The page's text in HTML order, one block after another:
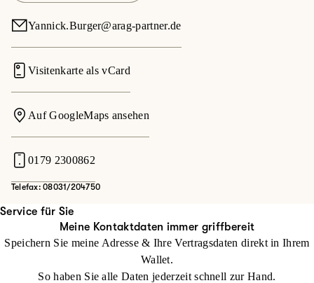
Yannick.Burger@arag-partner.de
Visitenkarte als vCard
Auf GoogleMaps ansehen
0179 2300862
Telefax: 08031/204750
Service für Sie
Meine Kontaktdaten immer griffbereit
Speichern Sie meine Adresse & Ihre Vertragsdaten direkt in Ihrem
Wallet.
So haben Sie alle Daten jederzeit schnell zur Hand.